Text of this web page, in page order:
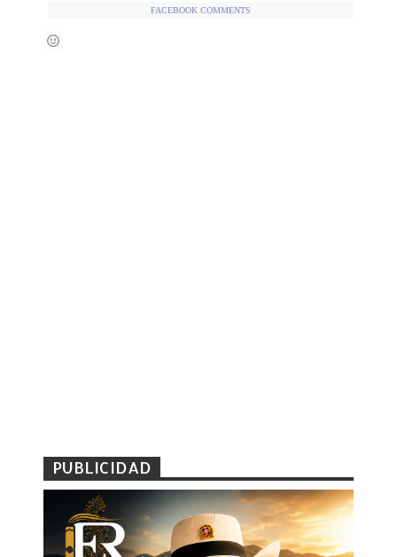
FACEBOOK COMMENTS
PUBLICIDAD